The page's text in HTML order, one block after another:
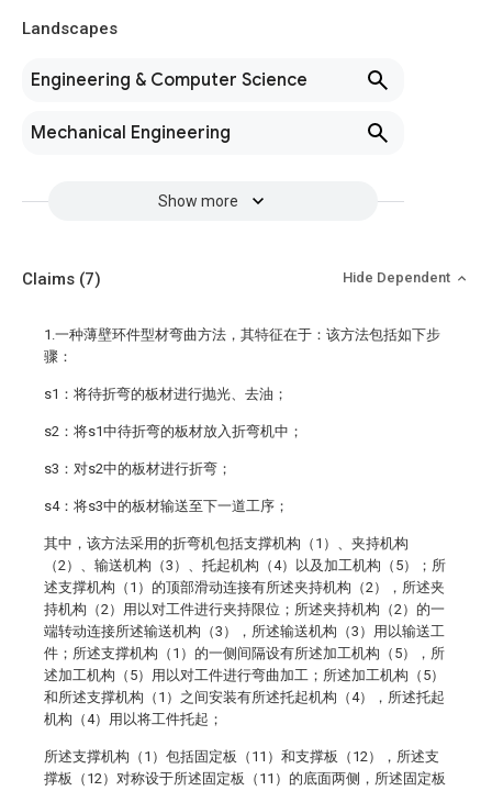
Landscapes
Engineering & Computer Science
Mechanical Engineering
Show more
Claims (7) Hide Dependent
1.一种薄壁环件型材弯曲方法，其特征在于：该方法包括如下步
骤：
s1：将待折弯的板材进行抛光、去油；
s2：将s1中待折弯的板材放入折弯机中；
s3：对s2中的板材进行折弯；
s4：将s3中的板材输送至下一道工序；
其中，该方法采用的折弯机包括支撑机构（1）、夹持机构
（2）、输送机构（3）、托起机构（4）以及加工机构（5）；所
述支撑机构（1）的顶部滑动连接有所述夹持机构（2），所述夹
持机构（2）用以对工件进行夹持限位；所述夹持机构（2）的一
端转动连接所述输送机构（3），所述输送机构（3）用以输送工
件；所述支撑机构（1）的一侧间隔设有所述加工机构（5），所
述加工机构（5）用以对工件进行弯曲加工；所述加工机构（5）
和所述支撑机构（1）之间安装有所述托起机构（4），所述托起
机构（4）用以将工件托起；
所述支撑机构（1）包括固定板（11）和支撑板（12），所述支
撑板（12）对称设于所述固定板（11）的底面两侧，所述固定板